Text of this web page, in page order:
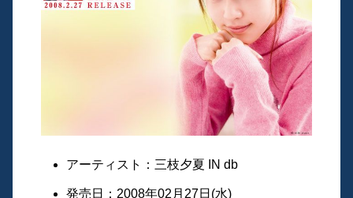
アーティスト：三枝夕夏 IN db
発売日：2008年02月27日(水)